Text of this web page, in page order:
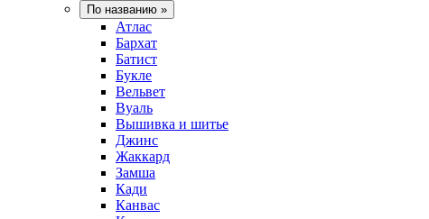
По названию »
Атлас
Бархат
Батист
Букле
Вельвет
Вуаль
Вышивка и шитье
Джинс
Жаккард
Замша
Кади
Канвас